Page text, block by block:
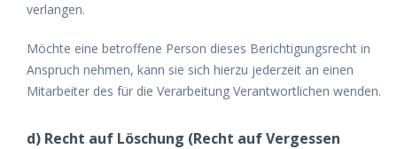
verlangen.
Möchte eine betroffene Person dieses Berichtigungsrecht in
Anspruch nehmen, kann sie sich hierzu jederzeit an einen
Mitarbeiter des für die Verarbeitung Verantwortlichen wenden.
d) Recht auf Löschung (Recht auf Vergessen